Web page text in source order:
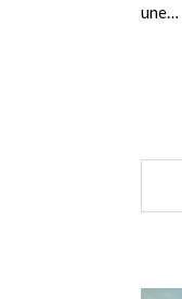
une…